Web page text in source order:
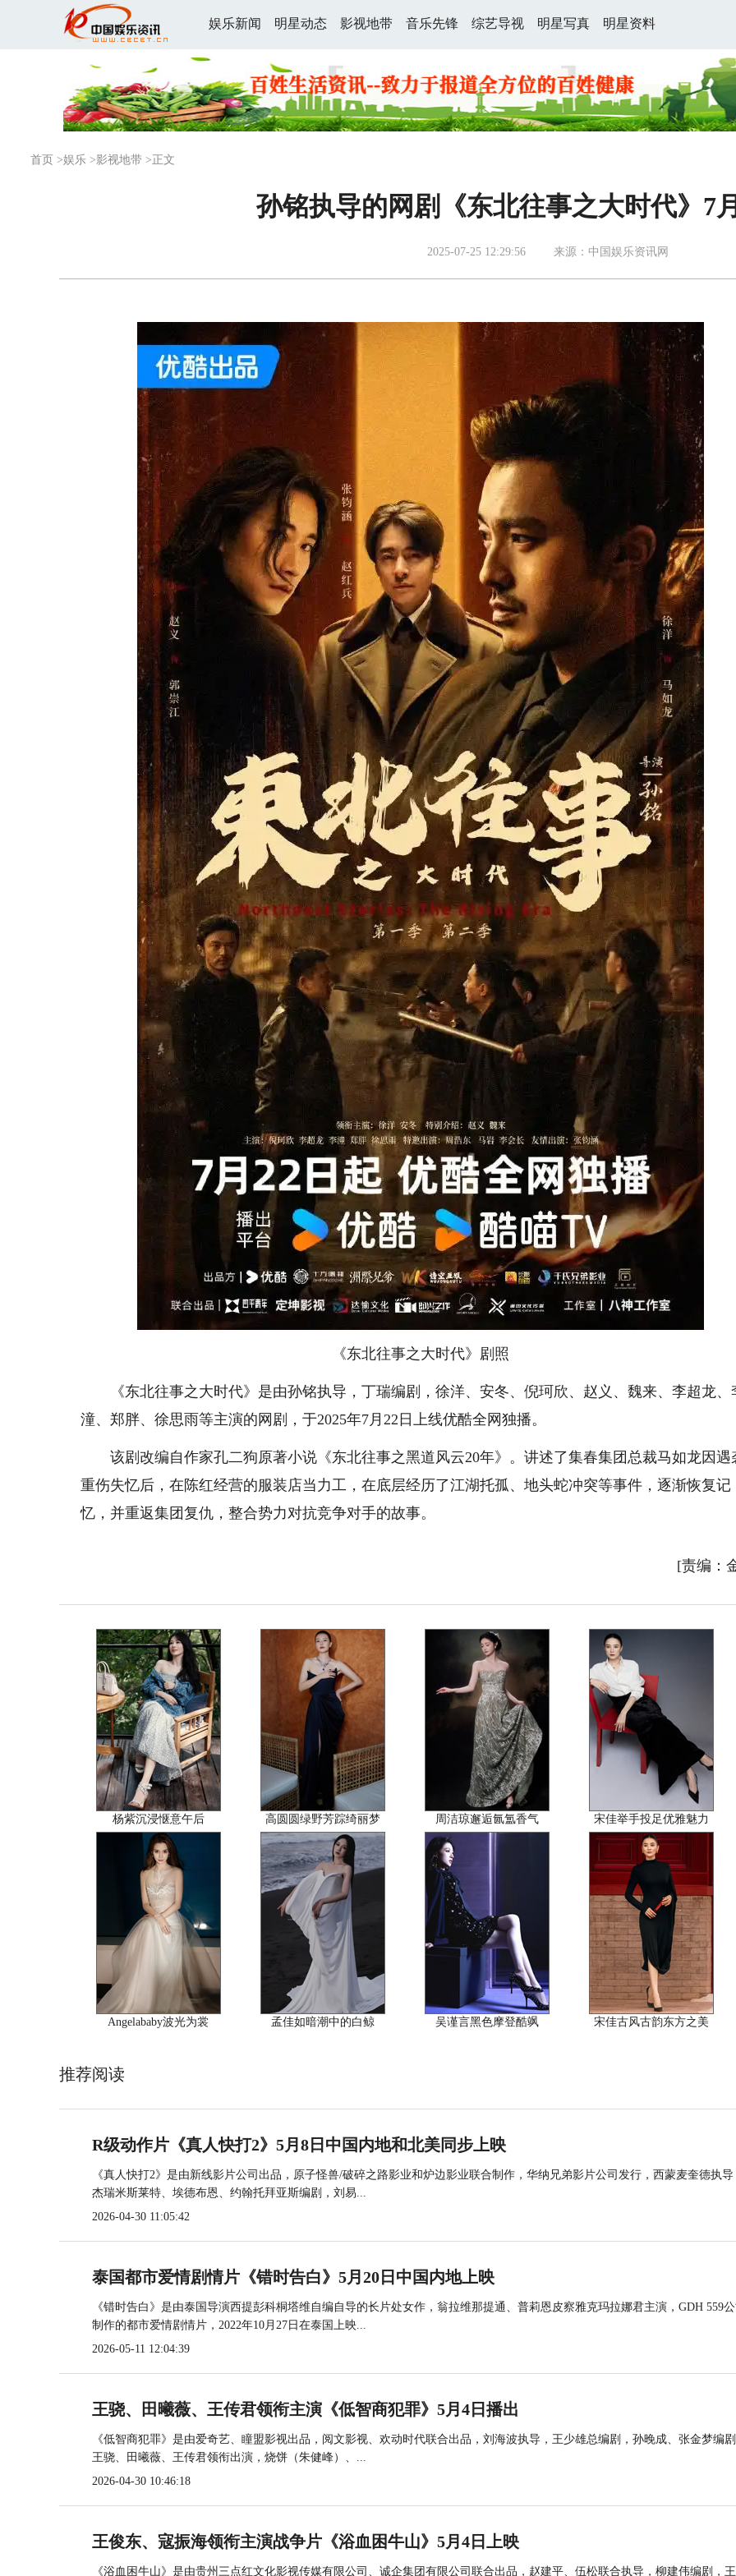
娱乐新闻 明星动态 影视地带 音乐先锋 综艺导视 明星写真 明星资料
首页 >娱乐 >影视地带 >正文
孙铭执导的网剧《东北往事之大时代》7
2025-07-25 12:29:56 来源：中国娱乐资讯网
《东北往事之大时代》剧照
《东北往事之大时代》是由孙铭执导，丁瑞编剧，徐洋、安冬、倪珂欣、赵义、魏来、李超龙、
潼、郑胖、徐思雨等主演的网剧，于2025年7月22日上线优酷全网独播。
该剧改编自作家孔二狗原著小说《东北往事之黑道风云20年》。讲述了集春集团总裁马如龙因遇
重伤失忆后，在陈红经营的服装店当力工，在底层经历了江湖托孤、地头蛇冲突等事件，逐渐恢复记
忆，并重返集团复仇，整合势力对抗竞争对手的故事。
[责编：
杨紫沉浸惬意午后 高圆圆绿野芳踪绮丽梦 周洁琼邂逅氤氲香气 宋佳举手投足优雅魅力
Angelababy波光为裳 孟佳如暗潮中的白鲸 吴谨言黑色摩登酷飒 宋佳古风古韵东方之美
推荐阅读
R级动作片《真人快打2》5月8日中国内地和北美同步上映
《真人快打2》是由新线影片公司出品，原子怪兽/破碎之路影业和炉边影业联合制作，华纳兄弟影片公司发行，西蒙麦奎德执导
杰瑞米斯莱特、埃德布恩、约翰托拜亚斯编剧，刘易...
2026-04-30 11:05:42
泰国都市爱情剧情片《错时告白》5月20日中国内地上映
《错时告白》是由泰国导演西提彭科桐塔维自编自导的长片处女作，翁拉维那提通、普莉恩皮察雅克玛拉娜君主演，GDH 559
制作的都市爱情剧情片，2022年10月27日在泰国上映...
2026-05-11 12:04:39
王骁、田曦薇、王传君领衔主演《低智商犯罪》5月4日播出
《低智商犯罪》是由爱奇艺、瞳盟影视出品，阅文影视、欢动时代联合出品，刘海波执导，王少雄总编剧，孙晚成、张金梦编
王骁、田曦薇、王传君领衔出演，烧饼（朱健峰）、...
2026-04-30 10:46:18
王俊东、寇振海领衔主演战争片《浴血困牛山》5月4日上映
《浴血困牛山》是由贵州三点红文化影视传媒有限公司、诚企集团有限公司联合出品，赵建平、伍松联合执导，柳建伟编剧，